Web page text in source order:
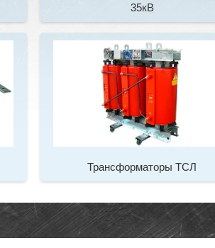
35кВ
Трансформаторы ТСЛ